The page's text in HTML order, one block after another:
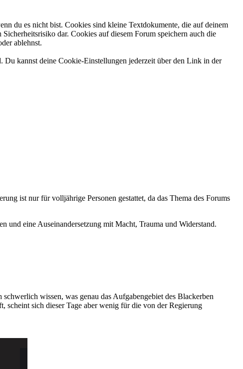
du es nicht bist. Cookies sind kleine Textdokumente, die auf deinem
dar. Cookies auf diesem Forum speichern auch die
ablehnst.
kannst deine Cookie-Einstellungen jederzeit über den Link in der
ist nur für volljährige Personen gestattet, da das Thema des Forums
und eine Auseinandersetzung mit Macht, Trauma und Widerstand.
wissen, was genau das Aufgabengebiet des Blackerben
scheint sich dieser Tage aber wenig für die von der Regierung